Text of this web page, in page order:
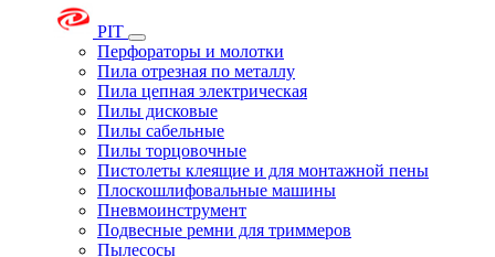
PIT
Перфораторы и молотки
Пила отрезная по металлу
Пила цепная электрическая
Пилы дисковые
Пилы сабельные
Пилы торцовочные
Пистолеты клеящие и для монтажной пены
Плоскошлифовальные машины
Пневмоинструмент
Подвесные ремни для триммеров
Пылесосы